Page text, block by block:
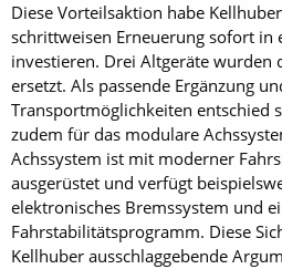
Diese Vorteilsaktion habe
schrittweisen Erneuerung sofort in
investieren. Drei Altgeräte wurden
ersetzt. Als passende Ergänzung
Transportmöglichkeiten entschied
zudem für das modulare
Achssystem ist mit moderner
ausgerüstet und verfügt
elektronisches Bremssystem und
Fahrstabilitätsprogramm. Diese
Kellhuber ausschlaggebende